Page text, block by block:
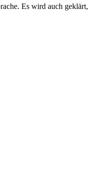
Es wird auch geklärt,